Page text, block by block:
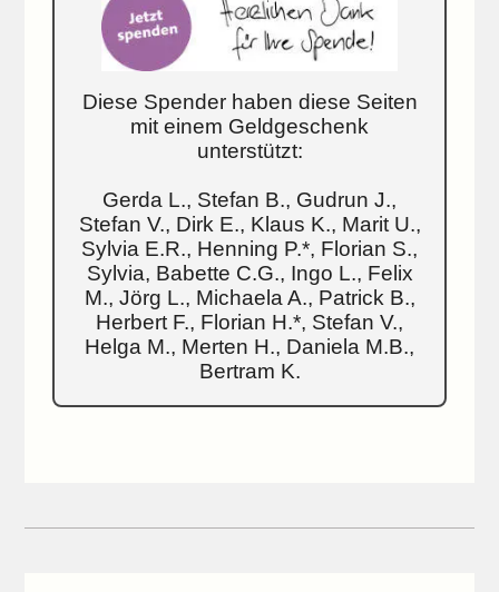
Diese Spender haben diese Seiten
mit einem Geldgeschenk
unterstützt:
Gerda L., Stefan B., Gudrun J.,
Stefan V., Dirk E., Klaus K., Marit U.,
Sylvia E.R., Henning P.*, Florian S.,
Sylvia, Babette C.G., Ingo L., Felix
M., Jörg L., Michaela A., Patrick B.,
Herbert F., Florian H.*, Stefan V.,
Helga M., Merten H., Daniela M.B.,
Bertram K.